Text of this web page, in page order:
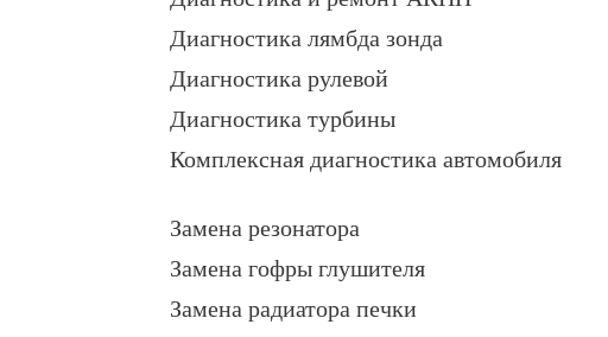
Диагностика лямбда зонда
Диагностика рулевой
Диагностика турбины
Комплексная диагностика автомобиля
Замена резонатора
Замена гофры глушителя
Замена радиатора печки